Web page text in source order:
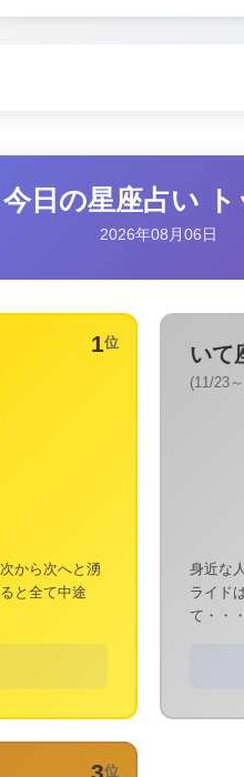
今日の星座占い ト
2026年08月06日
1位
から次へと湧
と全て中途
いて
(11/23
身近な
ライド
て・・・
位